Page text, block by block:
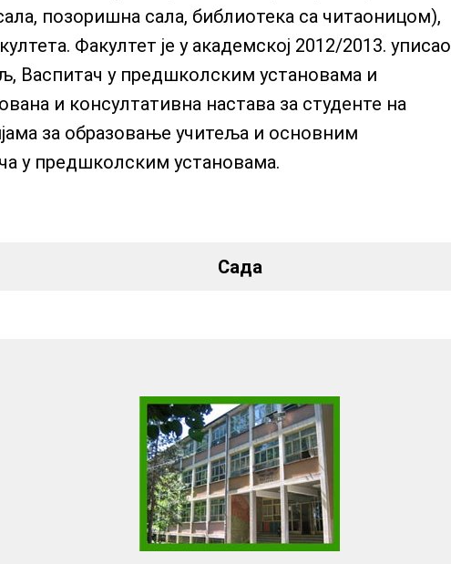
позоришна сала, библиотека са читаоницом),
Факултет је у академској 2012/2013. уписао
Васпитач у предшколским установама и
и консултативна настава за студенте на
за образовање учитеља и основним
у предшколским установама.
Сада